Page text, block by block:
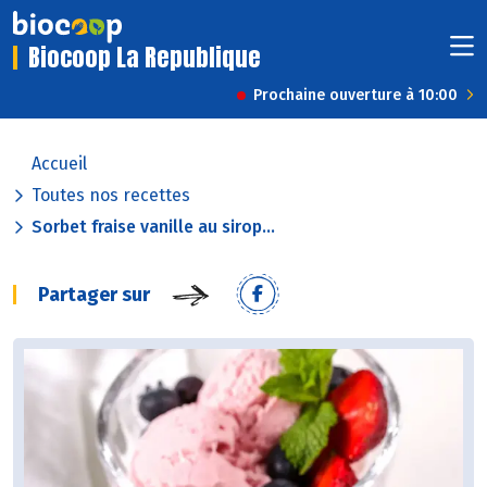
Biocoop La Republique
Prochaine ouverture à 10:00
Accueil
Toutes nos recettes
Sorbet fraise vanille au sirop...
Partager sur